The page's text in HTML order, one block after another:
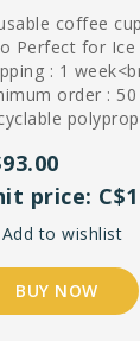
coffee
Perfect for
: 1
order : 50
price:
Add to wishlist
BUY NOW